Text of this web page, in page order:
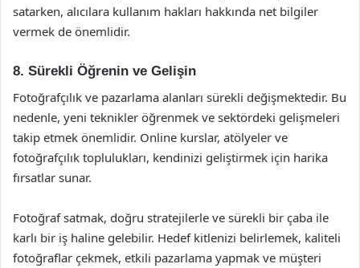
satarken, alıcılara kullanım hakları hakkında net bilgiler
vermek de önemlidir.
8. Sürekli Öğrenin ve Gelişin
Fotoğrafçılık ve pazarlama alanları sürekli değişmektedir. Bu
nedenle, yeni teknikler öğrenmek ve sektördeki gelişmeleri
takip etmek önemlidir. Online kurslar, atölyeler ve
fotoğrafçılık toplulukları, kendinizi geliştirmek için harika
fırsatlar sunar.
Fotoğraf satmak, doğru stratejilerle ve sürekli bir çaba ile
karlı bir iş haline gelebilir. Hedef kitlenizi belirlemek, kaliteli
fotoğraflar çekmek, etkili pazarlama yapmak ve müşteri